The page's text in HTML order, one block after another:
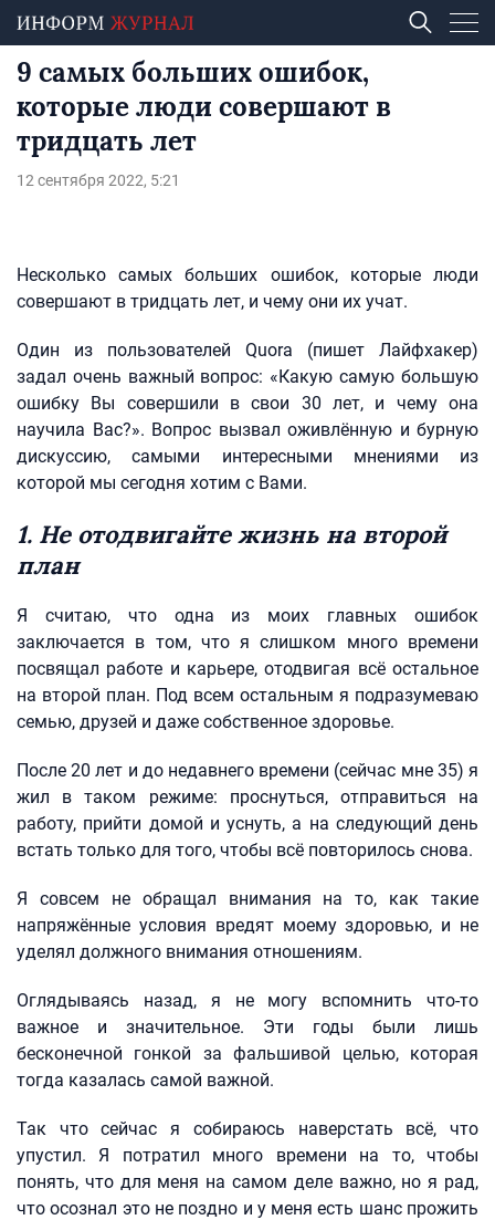
9 самых больших ошибок,
которые люди совершают в
тридцать лет
12 сентября 2022, 5:21
Несколько самых больших ошибок, которые люди
совершают в тридцать лет, и чему они их учат.
Один из пользователей Quora (пишет Лайфхакер)
задал очень важный вопрос: «Какую самую большую
ошибку Вы совершили в свои 30 лет, и чему она
научила Вас?». Вопрос вызвал оживлённую и бурную
дискуссию, самыми интересными мнениями из
которой мы сегодня хотим с Вами.
1. Не отодвигайте жизнь на второй
план
Я считаю, что одна из моих главных ошибок
заключается в том, что я слишком много времени
посвящал работе и карьере, отодвигая всё остальное
на второй план. Под всем остальным я подразумеваю
семью, друзей и даже собственное здоровье.
После 20 лет и до недавнего времени (сейчас мне 35) я
жил в таком режиме: проснуться, отправиться на
работу, прийти домой и уснуть, а на следующий день
встать только для того, чтобы всё повторилось снова.
Я совсем не обращал внимания на то, как такие
напряжённые условия вредят моему здоровью, и не
уделял должного внимания отношениям.
Оглядываясь назад, я не могу вспомнить что-то
важное и значительное. Эти годы были лишь
бесконечной гонкой за фальшивой целью, которая
тогда казалась самой важной.
Так что сейчас я собираюсь наверстать всё, что
упустил. Я потратил много времени на то, чтобы
понять, что для меня на самом деле важно, но я рад,
что осознал это не поздно и у меня есть шанс прожить